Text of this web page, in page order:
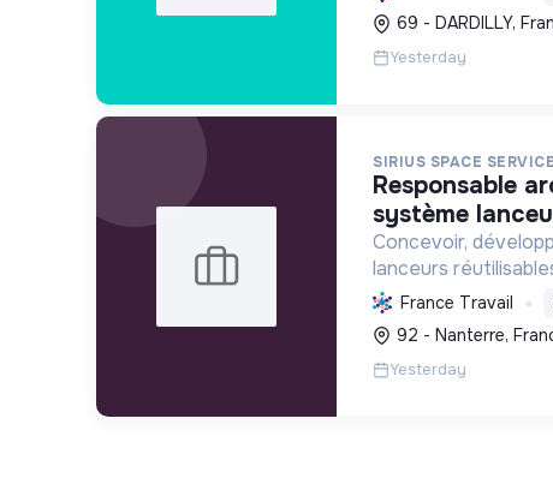
promouvoir des
respectueuses de
69 - DARDILLY,
Yesterday
SIRIUS SPACE
responsable architecture
système
Concevoir,
lanceurs
rendant l'accès à
abordable et agile
écologiques et
France Travail
92 - Nanterre,
Yesterday